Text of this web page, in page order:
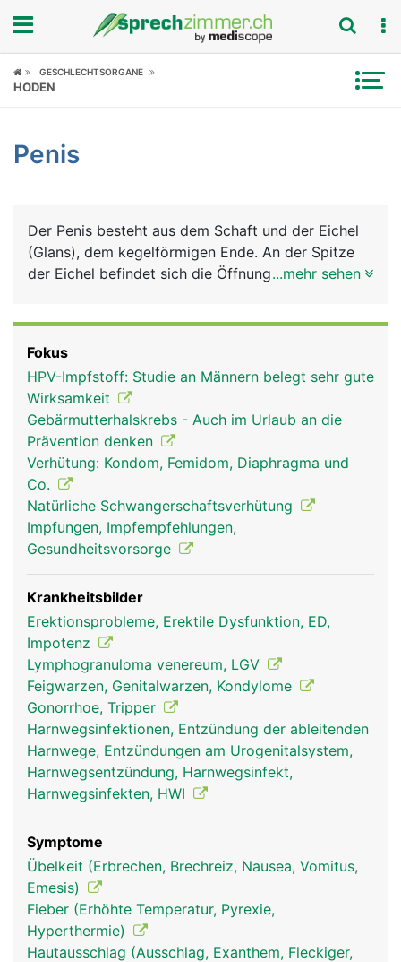
Fokus
Symptome
News
Rubriken
GESCHLECHTSORGANE
HODEN
Penis
Der Penis besteht aus dem Schaft und der Eichel
(Glans), dem kegelförmigen Ende. An der Spitze
der Eichel befindet sich die Öffnung der
Penis wird von 3 schwammartigen Schwellkörpern
gebildet, die sich bei sexueller Erregung mit Blut
füllen. Dadurch wird der Penis grösser und steif
(Erektion). Die beiden grösseren Schwellkörper
liegen nebeneinander, der dritte Schwellkörper
fügt sich von der Unterseite her an, in ihm verläuft
auch die Harnröhre.
...mehr sehen
Fokus
HPV-Impfstoff: Studie an Männern belegt sehr gute
Wirksamkeit
Gebärmutterhalskrebs - Auch im Urlaub an die
Prävention denken
Verhütung: Kondom, Femidom, Diaphragma und
Co.
Natürliche Schwangerschaftsverhütung
Impfungen, Impfempfehlungen,
Gesundheitsvorsorge
Krankheitsbilder
Erektionsprobleme, Erektile Dysfunktion, ED,
Impotenz
Lymphogranuloma venereum, LGV
Feigwarzen, Genitalwarzen, Kondylome
Gonorrhoe, Tripper
Harnwegsinfektionen, Entzündung der ableitenden
Harnwege, Entzündungen am Urogenitalsystem,
Harnwegsentzündung, Harnwegsinfekt,
Harnwegsinfekten, HWI
Symptome
Übelkeit (Erbrechen, Brechreiz, Nausea, Vomitus,
Emesis)
Fieber (Erhöhte Temperatur, Pyrexie,
Hyperthermie)
Hautausschlag (Ausschlag, Exanthem, Fleckiger,